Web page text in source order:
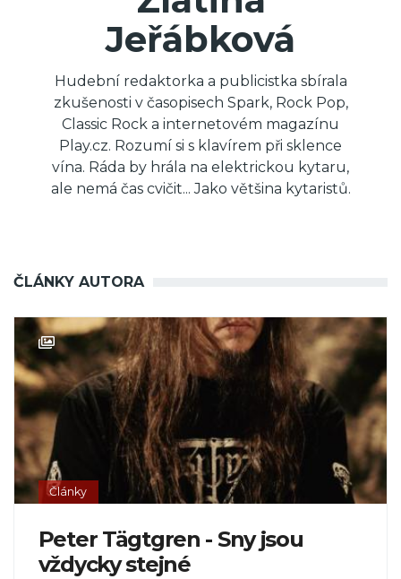
Jeřábková
Hudební redaktorka a publicistka sbírala
zkušenosti v časopisech Spark, Rock Pop,
Classic Rock a internetovém magazínu
Play.cz. Rozumí si s klavírem při sklence
vína. Ráda by hrála na elektrickou kytaru,
ale nemá čas cvičit... Jako většina kytaristů.
ČLÁNKY AUTORA
Články
Peter Tägtgren - Sny jsou
vždycky stejné